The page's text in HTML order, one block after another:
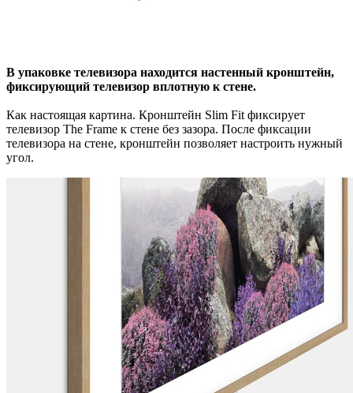
В упаковке телевизора находится настенный кронштейн,
фиксирующий телевизор вплотную к стене.
Как настоящая картина. Кронштейн Slim Fit фиксирует
телевизор The Frame к стене без зазора. После фиксации
телевизора на стене, кронштейн позволяет настроить нужный
угол.